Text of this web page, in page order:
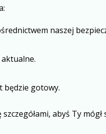
naszej
będzie gotowy.
abyś Ty mógł